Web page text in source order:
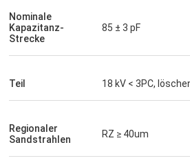
Heiraten Sie
„XIWUER hat eindrucksvolle
Erstausführungsfähigkeiten und hohe
Produktqualität.“
Nominale
Kapazitanz-
Strecke
85 ± 3 pF
Teil 18 kV < 3PC,
Regionaler
Sandstrahlen
RZ ≥ 40um